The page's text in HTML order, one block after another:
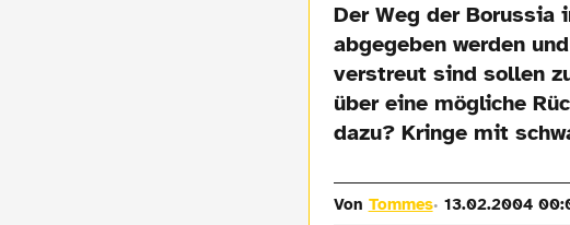
Der Weg der
abgegeben werden
verstreut sind sollen
über eine mögliche
dazu? Kringe mit
Von Tommes 13.02.2004